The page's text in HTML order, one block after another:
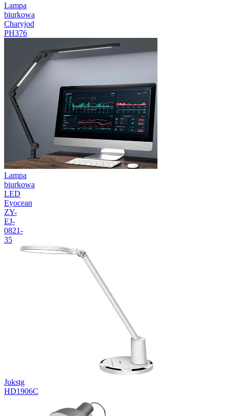
Lampa
biurkowa
Charyjod
PH376
Lampa
biurkowa
LED
Eyocean
ZY-
EJ-
0821-
35
Jukstg
HD1906C